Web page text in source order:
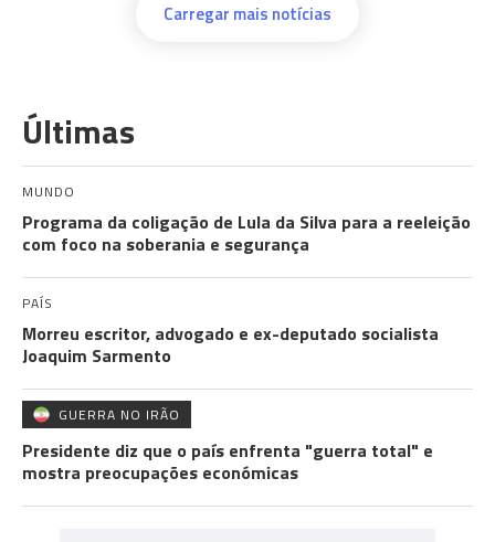
Carregar mais notícias
Últimas
MUNDO
Programa da coligação de Lula da Silva para a reeleição
com foco na soberania e segurança
PAÍS
Morreu escritor, advogado e ex-deputado socialista
Joaquim Sarmento
GUERRA NO IRÃO
Presidente diz que o país enfrenta "guerra total" e
mostra preocupações económicas